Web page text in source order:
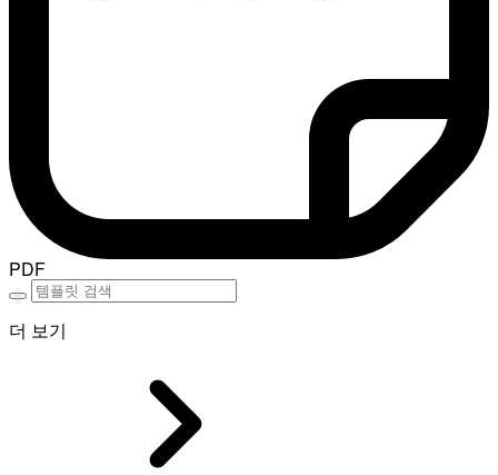
PDF
더 보기